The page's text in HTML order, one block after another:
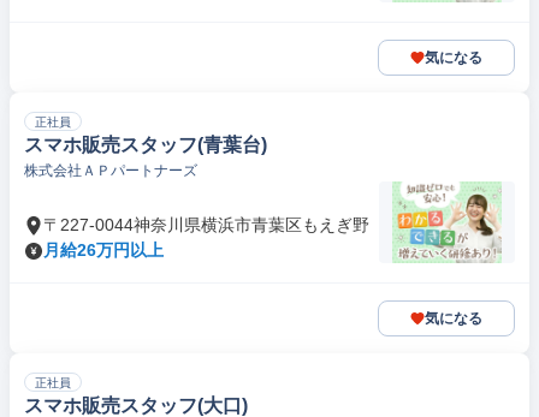
気になる
正社員
スマホ販売スタッフ(青葉台)
株式会社ＡＰパートナーズ
〒227-0044神奈川県横浜市青葉区もえぎ野
月給26万円以上
気になる
正社員
スマホ販売スタッフ(大口)